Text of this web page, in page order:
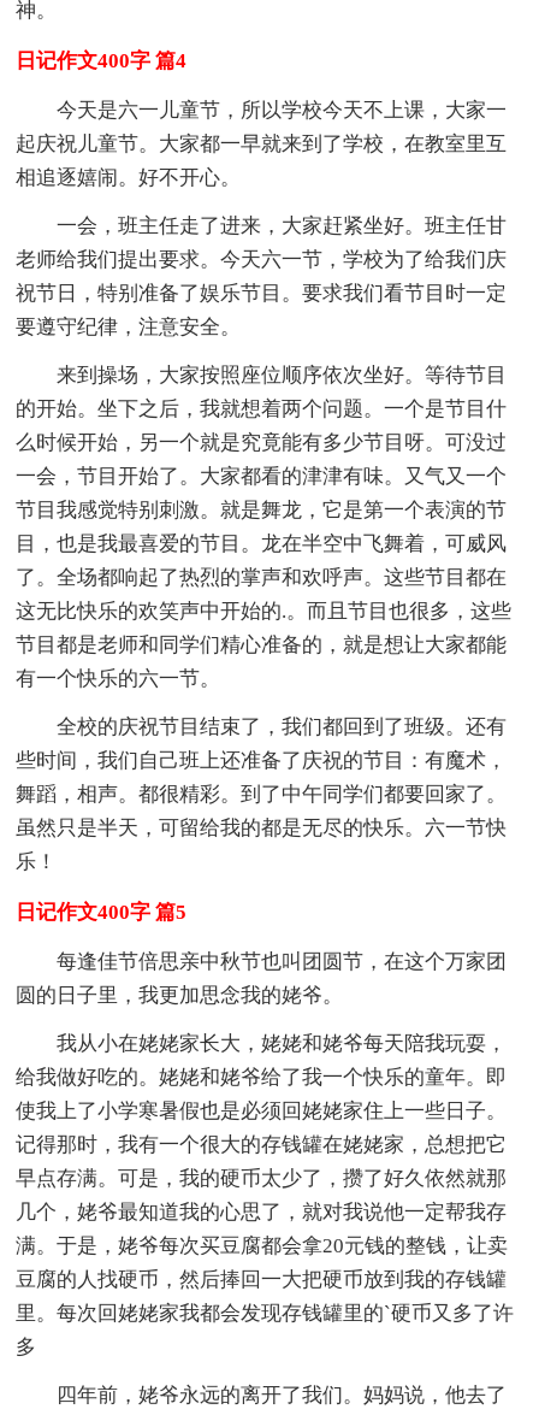
神。
日记作文400字 篇4
今天是六一儿童节，所以学校今天不上课，大家一
起庆祝儿童节。大家都一早就来到了学校，在教室里互
相追逐嬉闹。好不开心。
一会，班主任走了进来，大家赶紧坐好。班主任甘
老师给我们提出要求。今天六一节，学校为了给我们庆
祝节日，特别准备了娱乐节目。要求我们看节目时一定
要遵守纪律，注意安全。
来到操场，大家按照座位顺序依次坐好。等待节目
的开始。坐下之后，我就想着两个问题。一个是节目什
么时候开始，另一个就是究竟能有多少节目呀。可没过
一会，节目开始了。大家都看的津津有味。又气又一个
节目我感觉特别刺激。就是舞龙，它是第一个表演的节
目，也是我最喜爱的节目。龙在半空中飞舞着，可威风
了。全场都响起了热烈的掌声和欢呼声。这些节目都在
这无比快乐的欢笑声中开始的.。而且节目也很多，这些
节目都是老师和同学们精心准备的，就是想让大家都能
有一个快乐的六一节。
全校的庆祝节目结束了，我们都回到了班级。还有
些时间，我们自己班上还准备了庆祝的节目：有魔术，
舞蹈，相声。都很精彩。到了中午同学们都要回家了。
虽然只是半天，可留给我的都是无尽的快乐。六一节快
乐！
日记作文400字 篇5
每逢佳节倍思亲中秋节也叫团圆节，在这个万家团
圆的日子里，我更加思念我的姥爷。
我从小在姥姥家长大，姥姥和姥爷每天陪我玩耍，
给我做好吃的。姥姥和姥爷给了我一个快乐的童年。即
使我上了小学寒暑假也是必须回姥姥家住上一些日子。
记得那时，我有一个很大的存钱罐在姥姥家，总想把它
早点存满。可是，我的硬币太少了，攒了好久依然就那
几个，姥爷最知道我的心思了，就对我说他一定帮我存
满。于是，姥爷每次买豆腐都会拿20元钱的整钱，让卖
豆腐的人找硬币，然后捧回一大把硬币放到我的存钱罐
里。每次回姥姥家我都会发现存钱罐里的`硬币又多了许
多
四年前，姥爷永远的离开了我们。妈妈说，他去了